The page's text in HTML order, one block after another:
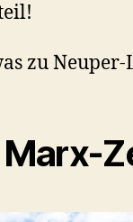
zu Neuper-
Marx-